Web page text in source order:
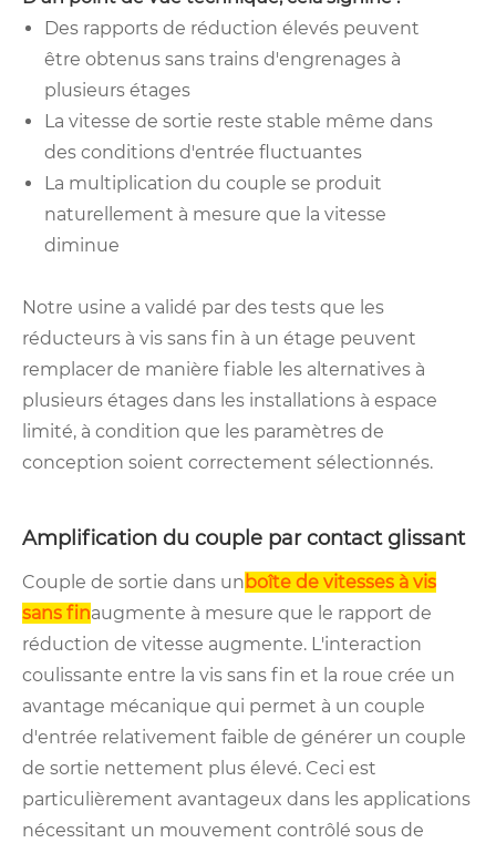
Des rapports de réduction élevés peuvent
être obtenus sans trains d'engrenages à
plusieurs étages
La vitesse de sortie reste stable même dans
des conditions d'entrée fluctuantes
La multiplication du couple se produit
naturellement à mesure que la vitesse
diminue
Notre usine a validé par des tests que les
réducteurs à vis sans fin à un étage peuvent
remplacer de manière fiable les alternatives à
plusieurs étages dans les installations à espace
limité, à condition que les paramètres de
conception soient correctement sélectionnés.
Amplification du couple par contact glissant
Couple de sortie dans un boîte de vitesses à vis
sans finaugmente à mesure que le rapport de
réduction de vitesse augmente. L'interaction
coulissante entre la vis sans fin et la roue crée un
avantage mécanique qui permet à un couple
d'entrée relativement faible de générer un couple
de sortie nettement plus élevé. Ceci est
particulièrement avantageux dans les applications
nécessitant un mouvement contrôlé sous de